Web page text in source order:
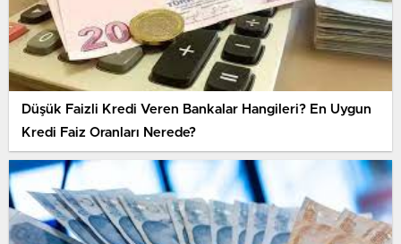
Düşük Faizli Kredi Veren Bankalar Hangileri? En Uygun
Kredi Faiz Oranları Nerede?